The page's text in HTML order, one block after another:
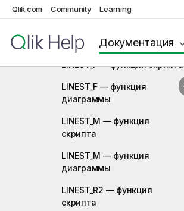
Qlik.com Community Learning
Документация
скрипта
диаграммы
LINEST_F — функция скрипта
LINEST_F — функция
диаграммы
LINEST_M — функция
скрипта
LINEST_M — функция
диаграммы
LINEST_R2 — функция
скрипта